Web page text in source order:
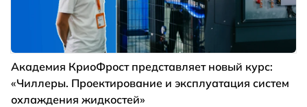
Академия КриоФрост представляет новый курс:
«Чиллеры. Проектирование и эксплуатация систем
охлаждения жидкостей»